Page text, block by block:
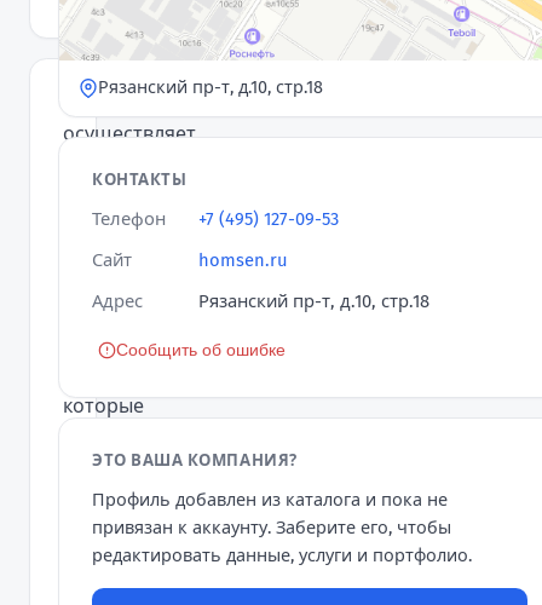
HOMSEN
осуществляет
функциональное
квартир
которые
качество
жизни
свое
время.
Рязанский пр-т, д.10, стр.18
КОНТАКТЫ
Телефон
+7 (495) 127-09-53
Сайт
homsen.ru
Адрес
Рязанский пр-т, д.10, стр.18
Сообщить об ошибке
ЭТО ВАША КОМПАНИЯ?
Профиль добавлен из каталога и пока не
привязан к аккаунту. Заберите его, чтобы
редактировать данные, услуги и портфолио.